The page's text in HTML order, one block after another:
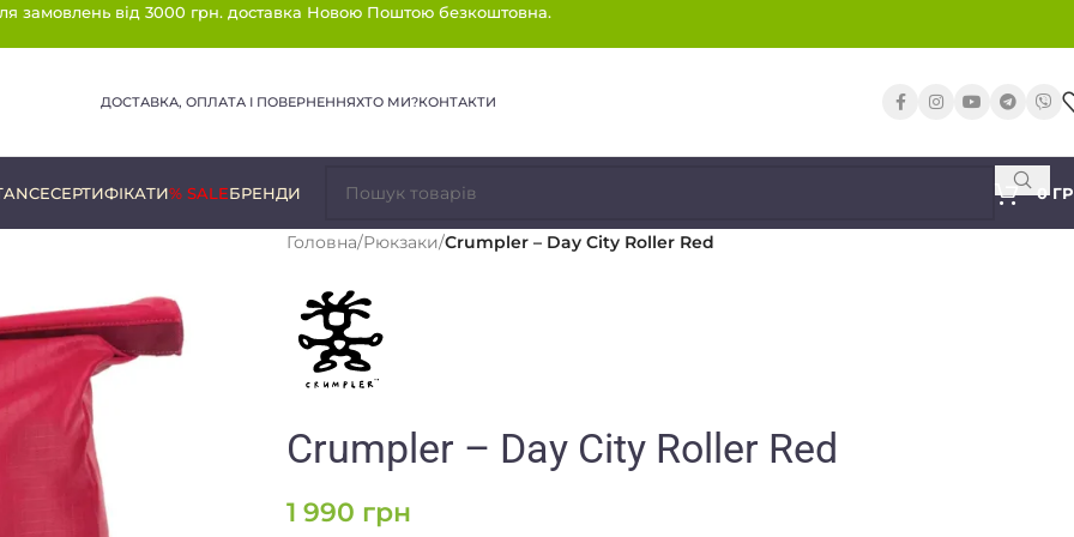
замовлень від 3000 грн. доставка Новою Поштою безкоштовна.
ДОСТАВКА, ОПЛАТА І ПОВЕРНЕННЯХТО МИ?КОНТАКТИ
СЕРТИФІКАТИ% SALEБРЕНДИ 0
Головна/Рюкзаки/Crumpler – Day City Roller Red
Crumpler – Day City Roller Red
1 990 грн